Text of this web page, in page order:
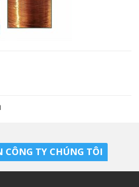
CÔNG TY CHÚNG TÔI